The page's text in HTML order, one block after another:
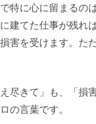
特に心に留まるの
建てた仕事が残れ
害を受けます。た
尽きて」も、「損
の言葉です。